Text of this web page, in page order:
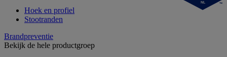
Hoek en profiel
Stootranden
Brandpreventie
Bekijk de hele productgroep
NL